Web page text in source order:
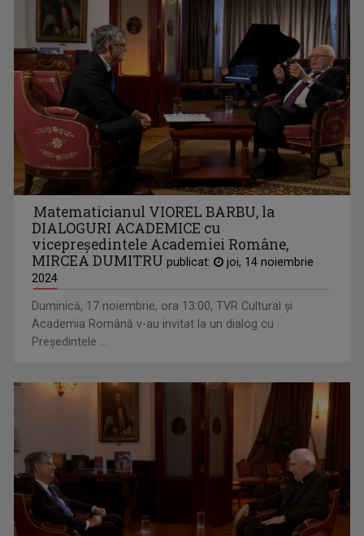
Matematicianul VIOREL BARBU, la
DIALOGURI ACADEMICE cu
vicepreşedintele Academiei Române,
MIRCEA DUMITRU publicat:
joi, 14 noiembrie
2024
Duminică, 17 noiembrie, ora 13:00, TVR Cultural şi
Academia Română v-au invitat la un dialog cu
Preşedintele ...